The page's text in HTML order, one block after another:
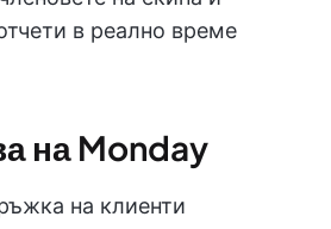
в реално време
на Monday
на клиенти